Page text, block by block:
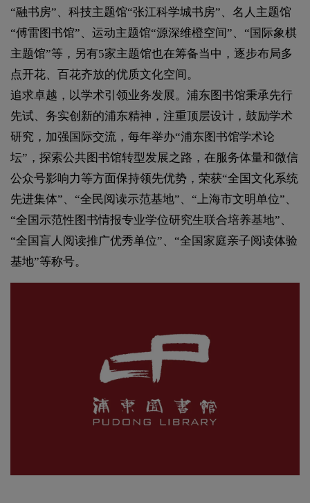
“融书房”、科技主题馆“张江科学城书房”、名人主题馆
“傅雷图书馆”、运动主题馆“源深维橙空间”、“国际象棋
主题馆”等，另有5家主题馆也在筹备当中，逐步布局多
点开花、百花齐放的优质文化空间。
追求卓越，以学术引领业务发展。浦东图书馆秉承先行
先试、务实创新的浦东精神，注重顶层设计，鼓励学术
研究，加强国际交流，每年举办“浦东图书馆学术论
坛”，探索公共图书馆转型发展之路，在服务体量和微信
公众号影响力等方面保持领先优势，荣获“全国文化系统
先进集体”、“全民阅读示范基地”、“上海市文明单位”、
“全国示范性图书情报专业学位研究生联合培养基地”、
“全国盲人阅读推广优秀单位”、“全国家庭亲子阅读体验
基地”等称号。